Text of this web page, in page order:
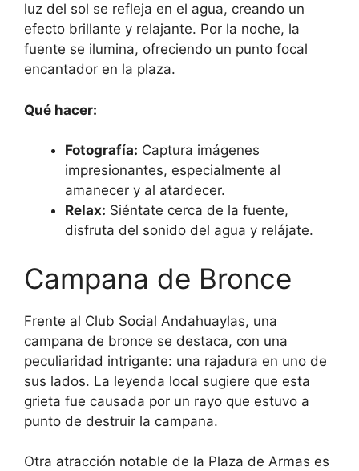
luz del sol se refleja en el agua, creando un
efecto brillante y relajante. Por la noche, la
fuente se ilumina, ofreciendo un punto focal
encantador en la plaza.
Qué hacer:
Fotografía: Captura imágenes
impresionantes, especialmente al
amanecer y al atardecer.
Relax: Siéntate cerca de la fuente,
disfruta del sonido del agua y relájate.
Campana de Bronce
Frente al Club Social Andahuaylas, una
campana de bronce se destaca, con una
peculiaridad intrigante: una rajadura en uno de
sus lados. La leyenda local sugiere que esta
grieta fue causada por un rayo que estuvo a
punto de destruir la campana.
Otra atracción notable de la Plaza de Armas es